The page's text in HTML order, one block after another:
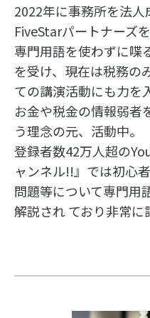
2022年に事務所を法
FiveStarパートナーズを
専門用語を使わずに喋
を受け、現在は税務の
ての講演活動にも力を
お金や税金の情報弱者
う理念の元、活動中。
登録者数42万人超の
ャンネル!!』では初心
問題等について専門用
解説され ており非常に